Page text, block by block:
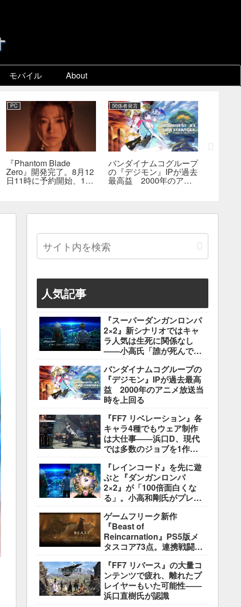
モバイル About
PC
『Phantom Blade
Zero』開発完了。8月12
日11時に予約開始、11
関係者発言
バンダイナムコグループ
の『デジモン』IPが過去
最高益 2000年のアニ
人気記事
『スーパーダンガンロンパ
2×2』新シナリオではキャ
ラ人気は生死に関係なし
――小高氏「誰が死んでも
で」
バンダイナムコグループの
『デジモン』IPが過去最高
益 2000年のアニメ放送当
時を上回る
『FF7 リベレーション』各
キャラ4種でもウェア制作
は大仕事――浜口D、現代
では多数のジョブを1作に
説明
『レインコード』を先に遊
ぶと『ダンガンロンパ
2×2』が「100倍面白くな
る」。小高和剛氏がプレイ
ゲームフリーク新作
『Beast of
Reincarnation』PS5版メ
タスコア73点。連携戦闘は
き”には不満
『FF7 リバース』の大量コ
ンテンツで疲れ、離れたプ
レイヤーもいた可能性――
浜口直樹氏が認識